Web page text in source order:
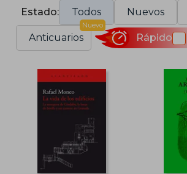
Estado: Todos Nuevos
Anticuarios
Nuevo
Rápido